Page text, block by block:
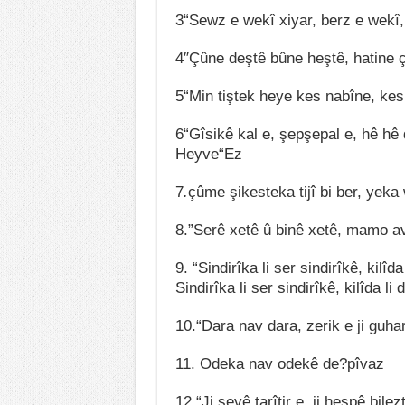
3“Sewz e wekî xiyar, berz e wekî
4″Çûne deştê bûne heştê, hatine
5“Min tiştek heye kes nabîne,
6“Gîsikê kal e, şepşepal e, hê hê
Heyve“Ez
7.çûme şikesteka tijî bi ber, yeka
8.”Serê xetê û binê xetê, mamo
9. “Sindirîka li ser sindirîkê,
Sindirîka li ser sindirîkê, kilîda li
10.“Dara nav dara, zerik e ji
11. Odeka nav odekê de?pîvaz